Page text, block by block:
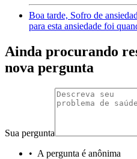
Boa tarde, Sofro de
para esta ansiedade foi
Ainda procurando
nova pergunta
Sua pergunta
• A pergunta é anônima